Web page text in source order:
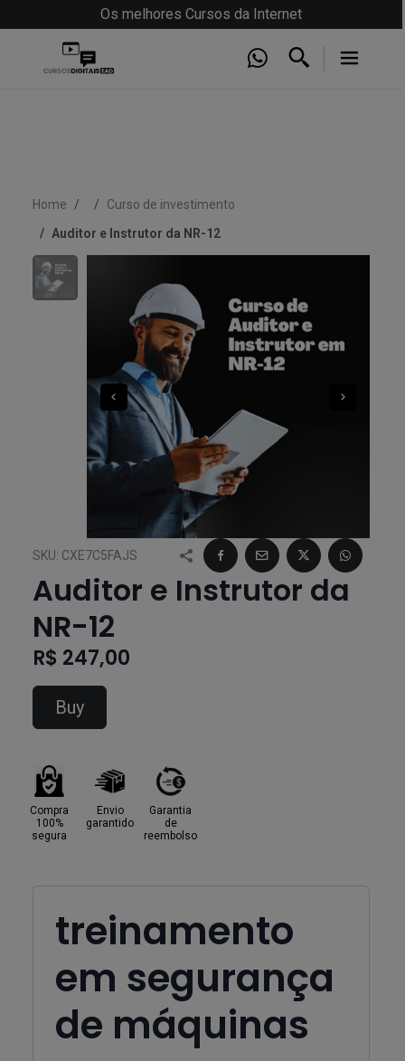
Os melhores Cursos da Internet
Home
Curso de investimento
Auditor e Instrutor da NR-12
SKU: CXE7C5FAJS
Auditor e Instrutor da
NR-12
R$ 247,00
Buy
Compra
100%
segura
Envio
garantido
Garantia
de
reembolso
treinamento
em segurança
de máquinas